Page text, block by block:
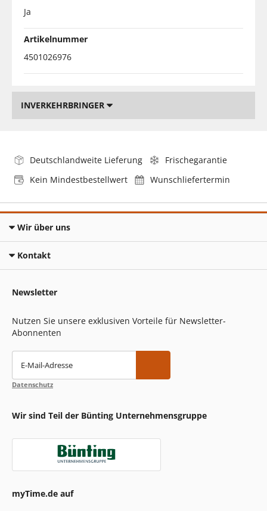
Ja
Artikelnummer
4501026976
INVERKEHRBRINGER
Deutschlandweite Lieferung
Frischegarantie
Kein Mindestbestellwert
Wunschliefertermin
Wir über uns
Kontakt
Newsletter
Nutzen Sie unsere exklusiven Vorteile für Newsletter-
Abonnenten
E-Mail-Adresse
Datenschutz
Wir sind Teil der Bünting Unternehmensgruppe
myTime.de auf